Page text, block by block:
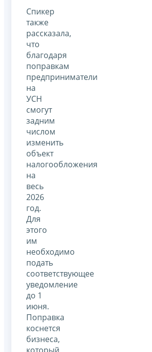
Спикер
также
рассказала,
что
благодаря
поправкам
предприниматели
на
УСН
смогут
задним
числом
изменить
объект
налогообложения
на
весь
2026
год.
Для
этого
им
необходимо
подать
соответствующее
уведомление
до 1
июня.
Поправка
коснется
бизнеса,